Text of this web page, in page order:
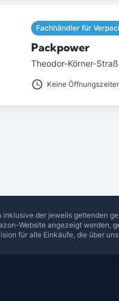
Fachhändler für
Packpower
Theodor-Körner-
Keine
der jeweils geltenden
Website angezeigt
für alle Einkäufe, die über